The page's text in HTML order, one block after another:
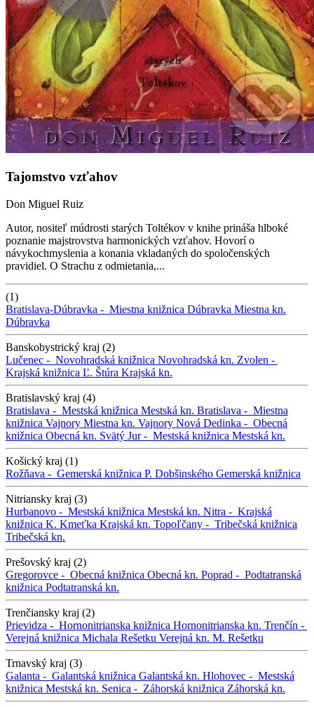
Tajomstvo vzťahov
Don Miguel Ruiz
Autor, nositeľ múdrosti starých Toltékov v knihe prináša hlboké
poznanie majstrovstva harmonických vzťahov. Hovorí o
návykochmyslenia a konania vkladaných do spoločenských
pravidiel. O Strachu z odmietania,...
(1)
Bratislava-Dúbravka - Miestna knižnica Dúbravka Miestna kn.
Dúbravka
Banskobystrický kraj (2)
Lučenec - Novohradská knižnica Novohradská kn. Zvolen -
Krajská knižnica Ľ. Štúra Krajská kn.
Bratislavský kraj (4)
Bratislava - Mestská knižnica Mestská kn. Bratislava - Miestna
knižnica Vajnory Miestna kn. Vajnory Nová Dedinka - Obecná
knižnica Obecná kn. Svätý Jur - Mestská knižnica Mestská kn.
Košický kraj (1)
Rožňava - Gemerská knižnica P. Dobšinského Gemerská knižnica
Nitriansky kraj (3)
Hurbanovo - Mestská knižnica Mestská kn. Nitra - Krajská
knižnica K. Kmeťka Krajská kn. Topoľčany - Tribečská knižnica
Tribečská kn.
Prešovský kraj (2)
Gregorovce - Obecná knižnica Obecná kn. Poprad - Podtatranská
knižnica Podtatranská kn.
Trenčiansky kraj (2)
Prievidza - Hornonitrianska knižnica Hornonitrianska kn. Trenčín -
Verejná knižnica Michala Rešetku Verejná kn. M. Rešetku
Trnavský kraj (3)
Galanta - Galantská knižnica Galantská kn. Hlohovec - Mestská
knižnica Mestská kn. Senica - Záhorská knižnica Záhorská kn.